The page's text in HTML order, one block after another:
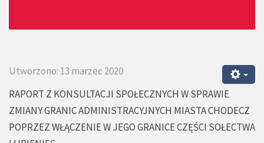
Utworzono: 13 marzec 2020
RAPORT Z KONSULTACJI SPOŁECZNYCH W SPRAWIE
ZMIANY GRANIC ADMINISTRACYJNYCH MIASTA CHODECZ
POPRZEZ WŁĄCZENIE W JEGO GRANICE CZĘŚCI SOŁECTWA